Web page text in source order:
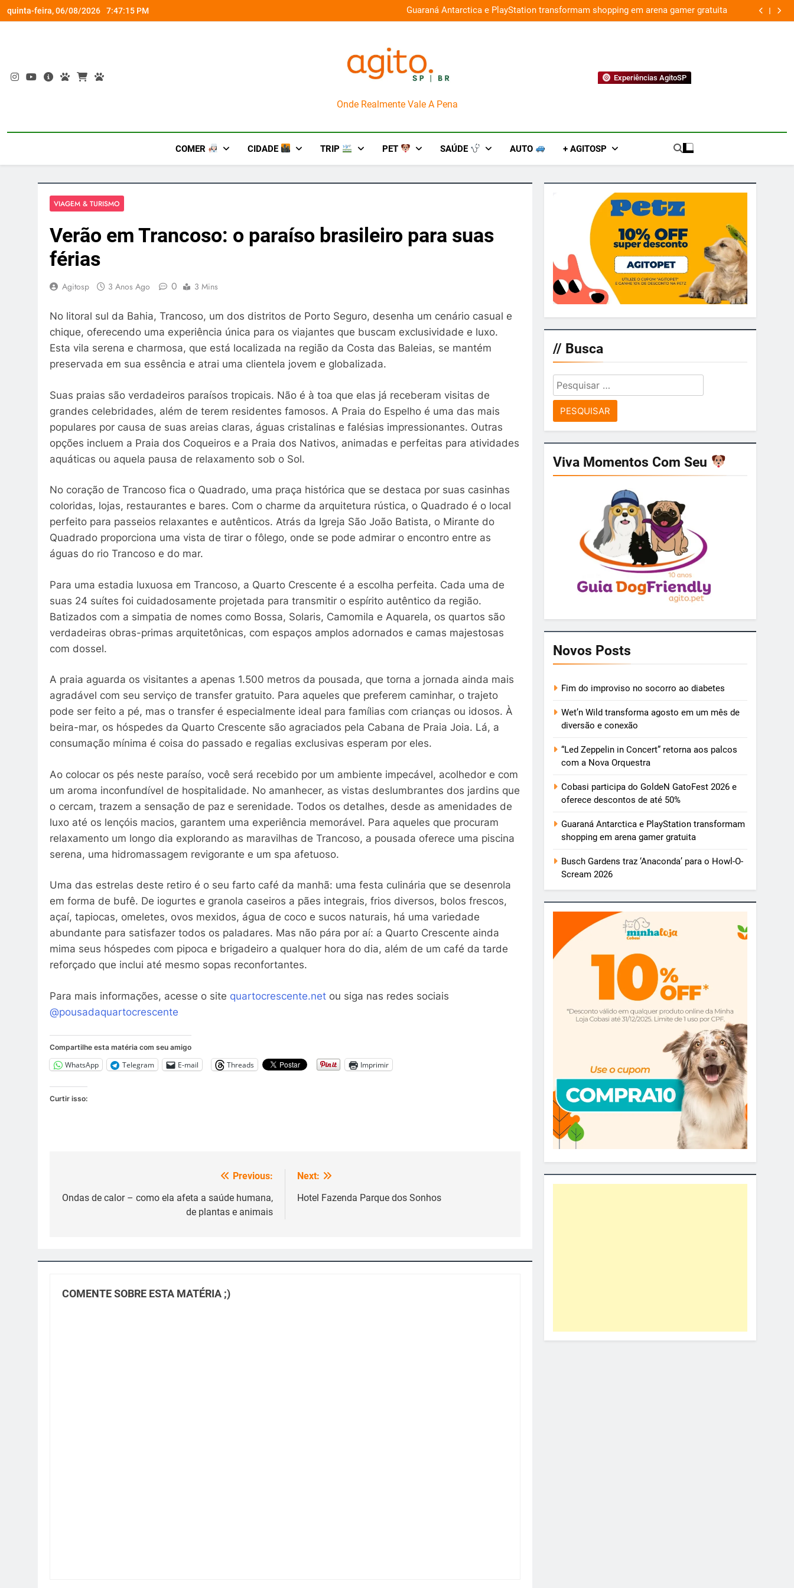
Skip
to
quinta-feira, 06/08/2026 7:47:15 PM
a Nova Orquestra Cobasi participa do GoldeN GatoFest 2026 e oferece descontos de até 50% Guaraná Antarctica e PlayStation transformam shopping em arena gamer gratuita
AgitoSP
Onde Realmente Vale A Pena
Experiências AgitoSP
COMER CIDADE TRIP PET SAÚDE AUTO + AGITOSP
VIAGEM & TURISMO
Verão em Trancoso: o paraíso brasileiro para suas
férias
Agitosp 3 Anos Ago 0 3 Mins
No litoral sul da Bahia, Trancoso, um dos distritos de Porto Seguro, desenha um cenário casual e
chique, oferecendo uma experiência única para os viajantes que buscam exclusividade e luxo.
Esta vila serena e charmosa, que está localizada na região da Costa das Baleias, se mantém
preservada em sua essência e atrai uma clientela jovem e globalizada.
Suas praias são verdadeiros paraísos tropicais. Não é à toa que elas já receberam visitas de
grandes celebridades, além de terem residentes famosos. A Praia do Espelho é uma das mais
populares por causa de suas areias claras, águas cristalinas e falésias impressionantes. Outras
opções incluem a Praia dos Coqueiros e a Praia dos Nativos, animadas e perfeitas para atividades
aquáticas ou aquela pausa de relaxamento sob o Sol.
No coração de Trancoso fica o Quadrado, uma praça histórica que se destaca por suas casinhas
coloridas, lojas, restaurantes e bares. Com o charme da arquitetura rústica, o Quadrado é o local
perfeito para passeios relaxantes e autênticos. Atrás da Igreja São João Batista, o Mirante do
Quadrado proporciona uma vista de tirar o fôlego, onde se pode admirar o encontro entre as
águas do rio Trancoso e do mar.
Para uma estadia luxuosa em Trancoso, a Quarto Crescente é a escolha perfeita. Cada uma de
suas 24 suítes foi cuidadosamente projetada para transmitir o espírito autêntico da região.
Batizados com a simpatia de nomes como Bossa, Solaris, Camomila e Aquarela, os quartos são
verdadeiras obras-primas arquitetônicas, com espaços amplos adornados e camas majestosas
com dossel.
A praia aguarda os visitantes a apenas 1.500 metros da pousada, que torna a jornada ainda mais
agradável com seu serviço de transfer gratuito. Para aqueles que preferem caminhar, o trajeto
pode ser feito a pé, mas o transfer é especialmente ideal para famílias com crianças ou idosos. À
beira-mar, os hóspedes da Quarto Crescente são agraciados pela Cabana de Praia Joia. Lá, a
consumação mínima é coisa do passado e regalias exclusivas esperam por eles.
Ao colocar os pés neste paraíso, você será recebido por um ambiente impecável, acolhedor e com
um aroma inconfundível de hospitalidade. No amanhecer, as vistas deslumbrantes dos jardins que
o cercam, trazem a sensação de paz e serenidade. Todos os detalhes, desde as amenidades de
luxo até os lençóis macios, garantem uma experiência memorável. Para aqueles que procuram
relaxamento um longo dia explorando as maravilhas de Trancoso, a pousada oferece uma piscina
serena, uma hidromassagem revigorante e um spa afetuoso.
Uma das estrelas deste retiro é o seu farto café da manhã: uma festa culinária que se desenrola
em forma de bufê. De iogurtes e granola caseiros a pães integrais, frios diversos, bolos frescos,
açaí, tapiocas, omeletes, ovos mexidos, água de coco e sucos naturais, há uma variedade
abundante para satisfazer todos os paladares. Mas não pára por aí: a Quarto Crescente ainda
mima seus hóspedes com pipoca e brigadeiro a qualquer hora do dia, além de um café da tarde
reforçado que inclui até mesmo sopas reconfortantes.
Para mais informações, acesse o site quartocrescente.net ou siga nas redes sociais
@pousadaquartocrescente
Compartilhe esta matéria com seu amigo
WhatsApp Telegram E-mail Threads Imprimir
Curtir isso:
de
Previous:
Ondas de calor – como ela afeta a saúde humana,
de plantas e animais
Next:
Hotel Fazenda Parque dos Sonhos
COMENTE SOBRE ESTA MATÉRIA ;)
// Busca
Pesquisar
por:
Viva Momentos Com Seu
Novos Posts
Fim do improviso no socorro ao diabetes
Wet’n Wild transforma agosto em um mês de
diversão e conexão
“Led Zeppelin in Concert” retorna aos palcos
com a Nova Orquestra
Cobasi participa do GoldeN GatoFest 2026 e
oferece descontos de até 50%
Guaraná Antarctica e PlayStation transformam
shopping em arena gamer gratuita
Busch Gardens traz ‘Anaconda’ para o Howl-O-
Scream 2026